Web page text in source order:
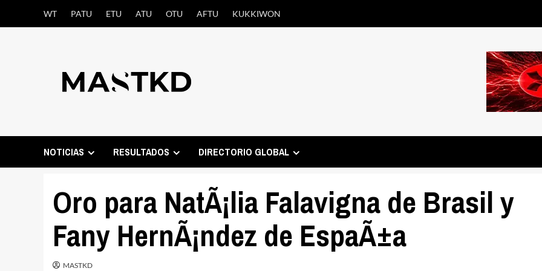
WT PATU ETU ATU OTU AFTU KUKKIWON
NOTICIAS RESULTADOS DIRECTORIO GLOBAL
Oro para NatÃ¡lia Falavigna de Brasil y
Fany HernÃ¡ndez de EspaÃ±a
MASTKD